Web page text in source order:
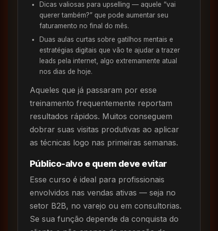
Dicas valiosas para upselling — aquele “vai
querer também?” que pode aumentar seu
faturamento no final do mês.
Duas aulas curtas sobre gatilhos mentais e
estratégias digitais que vão te ajudar a trazer
leads pela internet, algo extremamente atual
nos dias de hoje.
Aqueles que já passaram por esse
treinamento frequentemente reportam
resultados rápidos. Muitos conseguem
dobrar suas visitas produtivas ao aplicar
as técnicas logo nas primeiras semanas.
Público-alvo e quem deve evitar
Esse curso é ideal para profissionais
envolvidos nas vendas ativas — seja no
setor B2B, no varejo ou em consultorias.
Se sua função depende da conquista do